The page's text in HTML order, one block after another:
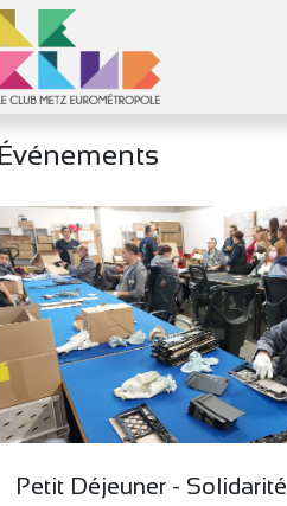
Événements
Petit Déjeuner - Solidarité